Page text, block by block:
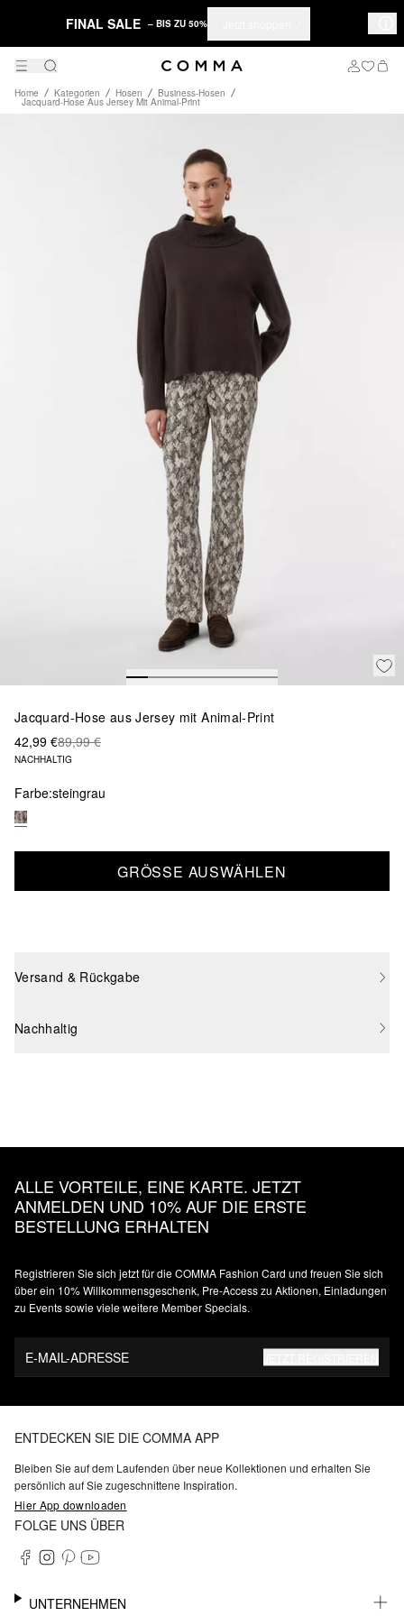
FINAL SALE – BIS ZU 50%
Home Kategorien Hosen Business-Hosen
Jacquard-Hose Aus Jersey Mit Animal-Print
Jacquard-Hose aus Jersey mit Animal-Print
42,99 €89,99 €
NACHHALTIG
Farbe:steingrau
GRÖSSE AUSWÄHLEN
Versand & Rückgabe
Nachhaltig
ALLE VORTEILE, EINE KARTE. JETZT
ANMELDEN UND 10% AUF DIE ERSTE
BESTELLUNG ERHALTEN
Registrieren Sie sich jetzt für die COMMA Fashion Card und freuen Sie sich
über ein 10% Willkommensgeschenk, Pre-Access zu Aktionen, Einladungen
zu Events sowie viele weitere Member Specials.
E-MAIL-ADRESSE
ENTDECKEN SIE DIE COMMA APP
Bleiben Sie auf dem Laufenden über neue Kollektionen und erhalten Sie
persönlich auf Sie zugeschnittene Inspiration.
Hier App downloaden
FOLGE UNS ÜBER
UNTERNEHMEN